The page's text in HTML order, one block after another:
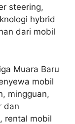
steering,
hybrid
dari mobil
Muara Baru
mobil
mingguan,
dan
rental mobil